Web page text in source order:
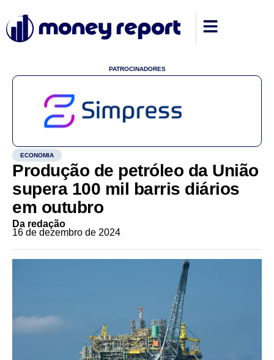
PATROCINADORES
ECONOMIA
Produção de petróleo da União
supera 100 mil barris diários
em outubro
Da redação
16 de dezembro de 2024